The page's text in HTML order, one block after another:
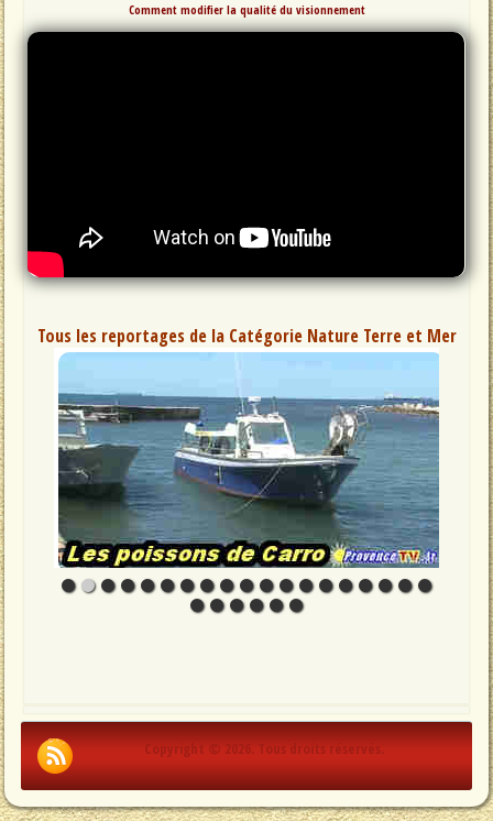
Comment modifier la qualité du visionnement
Tous les reportages de la Catégorie Nature Terre et Mer
Copyright © 2026. Tous droits réservés.